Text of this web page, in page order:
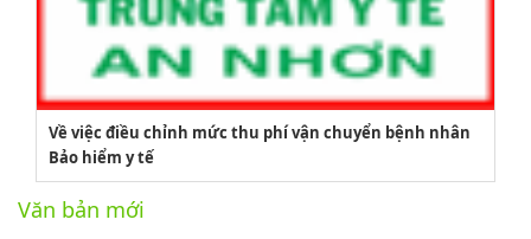
Về việc điều chỉnh mức thu phí vận chuyển bệnh nhân
Bảo hiểm y tế
Văn bản mới
2164/QĐUBND
Quyết định phê duyệt danh mục vị trí việc làm
Lượt xem:3775 | lượt tải:1521
PL1-2164/UBND